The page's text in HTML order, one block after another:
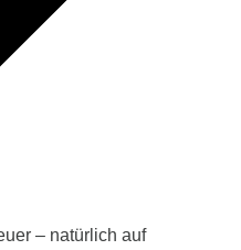
– natürlich auf